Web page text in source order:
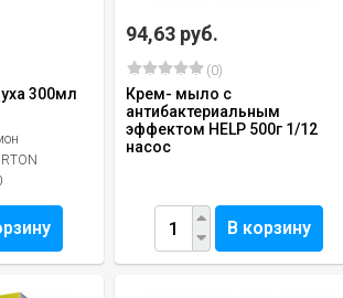
300мл
94,63 руб.
(0)
Крем- мыло с
антибактериальным
эффектом HELP 500г 1/12
насос
В корзину